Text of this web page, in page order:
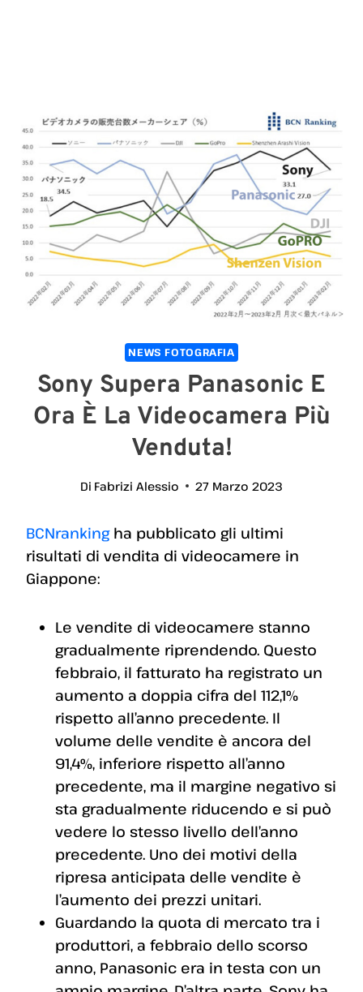
NEWS FOTOGRAFIA
Sony Supera Panasonic E
Ora È La Videocamera Più
Venduta!
Di Fabrizi Alessio 27 Marzo 2023
BCNrankingha pubblicato gli ultimi
risultati di vendita di videocamere in
Giappone:
Le vendite di videocamere stanno
gradualmente riprendendo. Questo
febbraio, il fatturato ha registrato un
aumento a doppia cifra del 112,1%
rispetto all’anno precedente. Il
volume delle vendite è ancora del
91,4%, inferiore rispetto all’anno
precedente, ma il margine negativo si
sta gradualmente riducendo e si può
vedere lo stesso livello dell’anno
precedente. Uno dei motivi della
ripresa anticipata delle vendite è
l’aumento dei prezzi unitari.
Guardando la quota di mercato tra i
produttori, a febbraio dello scorso
anno, Panasonic era in testa con un